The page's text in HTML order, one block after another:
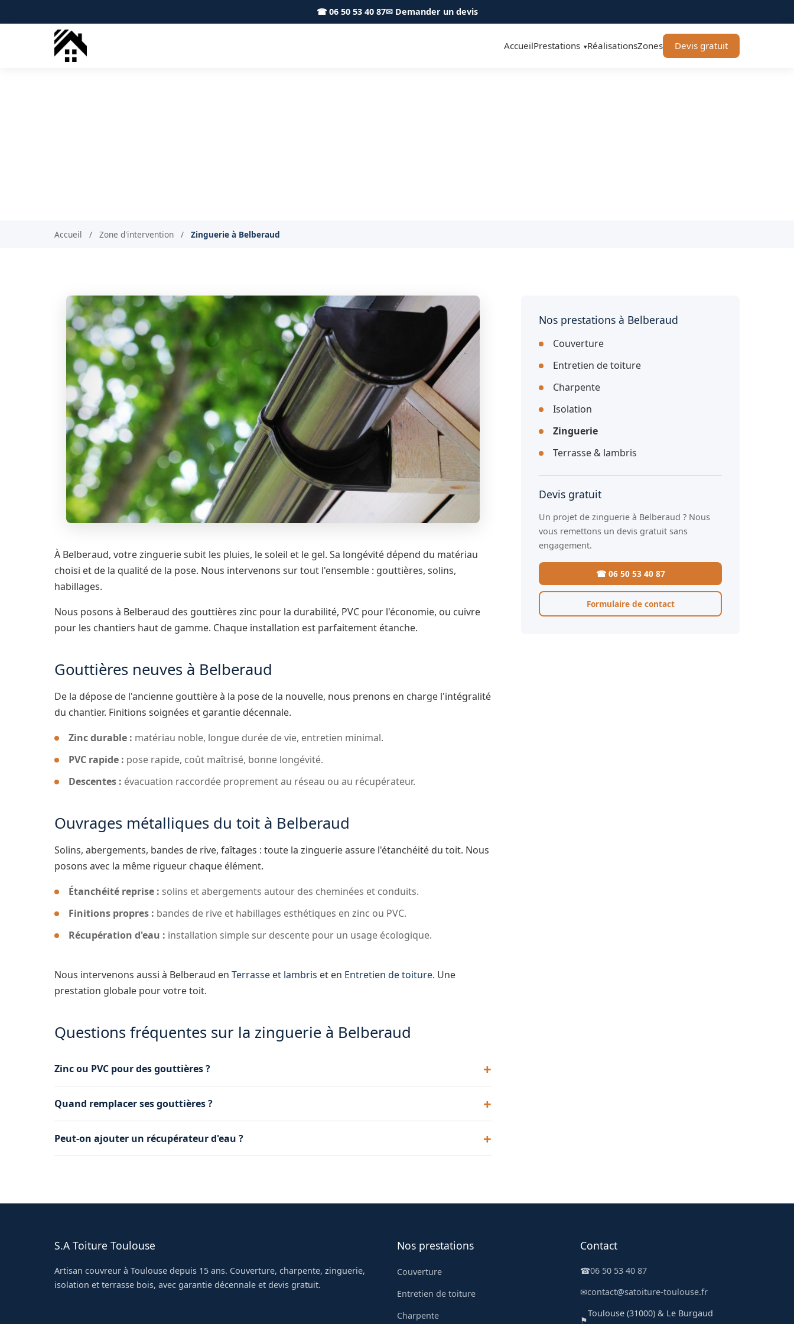
☎ 06 50 53 40 87✉ Demander un devis
AccueilPrestations ▾RéalisationsZones Devis gratuit
Accueil / Zone d'intervention / Zinguerie à Belberaud
À Belberaud, votre zinguerie subit les pluies, le soleil et le gel. Sa longévité dépend du matériau
choisi et de la qualité de la pose. Nous intervenons sur tout l'ensemble : gouttières, solins,
habillages.
Nous posons à Belberaud des gouttières zinc pour la durabilité, PVC pour l'économie, ou cuivre
pour les chantiers haut de gamme. Chaque installation est parfaitement étanche.
Gouttières neuves à Belberaud
De la dépose de l'ancienne gouttière à la pose de la nouvelle, nous prenons en charge l'intégralité
du chantier. Finitions soignées et garantie décennale.
Zinc durable : matériau noble, longue durée de vie, entretien minimal.
PVC rapide : pose rapide, coût maîtrisé, bonne longévité.
Descentes : évacuation raccordée proprement au réseau ou au récupérateur.
Ouvrages métalliques du toit à Belberaud
Solins, abergements, bandes de rive, faîtages : toute la zinguerie assure l'étanchéité du toit. Nous
posons avec la même rigueur chaque élément.
Étanchéité reprise : solins et abergements autour des cheminées et conduits.
Finitions propres : bandes de rive et habillages esthétiques en zinc ou PVC.
Récupération d'eau : installation simple sur descente pour un usage écologique.
Nous intervenons aussi à Belberaud en Terrasse et lambris et en Entretien de toiture. Une
prestation globale pour votre toit.
Questions fréquentes sur la zinguerie à Belberaud
Zinc ou PVC pour des gouttières ?
style de la maison.
Quand remplacer ses gouttières ?
s'impose.
Peut-on ajouter un récupérateur d'eau ?
Nos prestations à Belberaud
Couverture
Entretien de toiture
Charpente
Isolation
Zinguerie
Terrasse & lambris
Devis gratuit
Un projet de zinguerie à Belberaud ? Nous
vous remettons un devis gratuit sans
engagement.
☎ 06 50 53 40 87
Formulaire de contact
S.A Toiture Toulouse
Artisan couvreur à Toulouse depuis 15 ans. Couverture, charpente, zinguerie,
isolation et terrasse bois, avec garantie décennale et devis gratuit.
Nos prestations
Couverture
Entretien de toiture
Charpente
Contact
☎06 50 53 40 87
✉contact@satoiture-toulouse.fr
⚑
Toulouse (31000) & Le Burgaud